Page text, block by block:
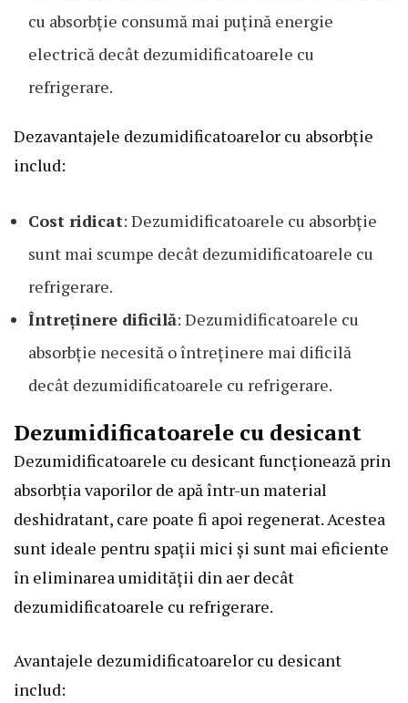
cu absorbție consumă mai puțină energie
electrică decât dezumidificatoarele cu
refrigerare.
Dezavantajele dezumidificatoarelor cu absorbție
includ:
Cost ridicat: Dezumidificatoarele cu absorbție
sunt mai scumpe decât dezumidificatoarele cu
refrigerare.
Întreținere dificilă: Dezumidificatoarele cu
absorbție necesită o întreținere mai dificilă
decât dezumidificatoarele cu refrigerare.
Dezumidificatoarele cu desicant
Dezumidificatoarele cu desicant funcționează prin
absorbția vaporilor de apă într-un material
deshidratant, care poate fi apoi regenerat. Acestea
sunt ideale pentru spații mici și sunt mai eficiente
în eliminarea umidității din aer decât
dezumidificatoarele cu refrigerare.
Avantajele dezumidificatoarelor cu desicant
includ: